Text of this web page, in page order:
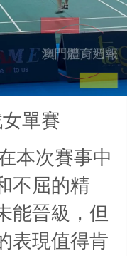
單賽
本次賽事中
不屈的精
能晉級，但
表現值得肯